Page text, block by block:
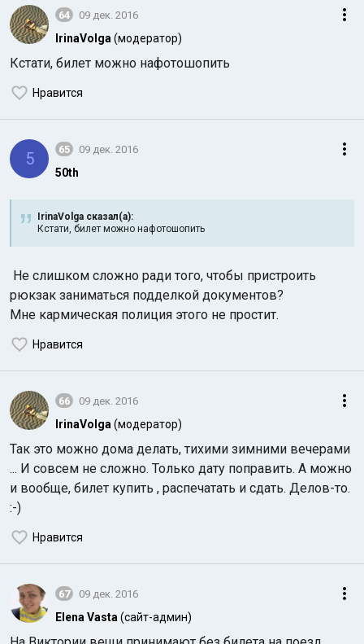
64 09 дек. 2016
IrinaVolga (модератор)
Кстати, билет можно нафотошопить
Нравится
5 65 09 дек. 2016
50th
IrinaVolga сказал(а):
Кстати, билет можно нафотошопить
Не слишком сложно ради того, чтобы пристроить
рюкзак заниматься подделкой документов?
Мне кармическая полиция этого не простит.
Нравится
66 09 дек. 2016
IrinaVolga (модератор)
Так это можно дома делать, тихими зимними вечерами
... И совсем не сложно. Только дату поправить. А можно
и вообще, билет купить , распечатать и сдать. Делов-то.
:-)
Нравится
67 09 дек. 2016
Elena Vasta (сайт-админ)